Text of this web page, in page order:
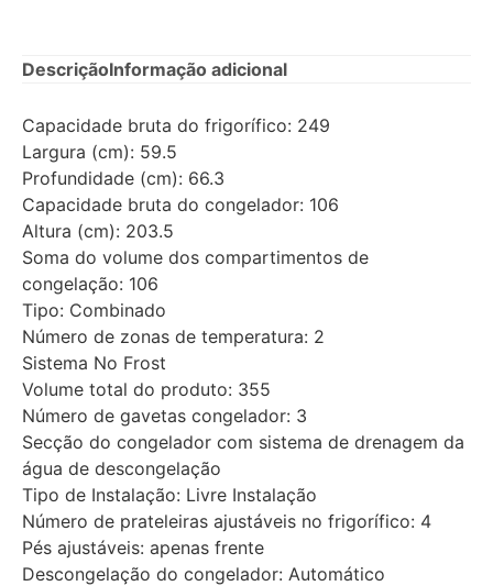
DescriçãoInformação adicional
Capacidade bruta do frigorífico: 249
Largura (cm): 59.5
Profundidade (cm): 66.3
Capacidade bruta do congelador: 106
Altura (cm): 203.5
Soma do volume dos compartimentos de
congelação: 106
Tipo: Combinado
Número de zonas de temperatura: 2
Sistema No Frost
Volume total do produto: 355
Número de gavetas congelador: 3
Secção do congelador com sistema de drenagem da
água de descongelação
Tipo de Instalação: Livre Instalação
Número de prateleiras ajustáveis no frigorífico: 4
Pés ajustáveis: apenas frente
Descongelação do congelador: Automático